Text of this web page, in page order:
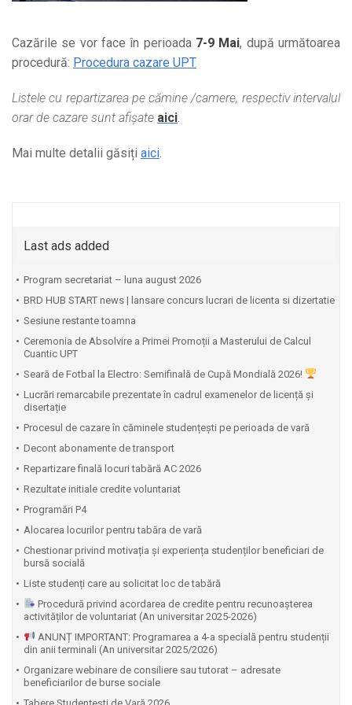
Cazările se vor face în perioada 7-9 Mai, după următoarea
procedură: Procedura cazare UPT
Listele cu repartizarea pe cămine /camere, respectiv intervalul
orar de cazare sunt afișate aici
Mai multe detalii găsiți aici
Last ads added
Program secretariat – luna august 2026
BRD HUB START news | lansare concurs lucrari de licenta si dizertatie
Sesiune restante toamna
Ceremonia de Absolvire a Primei Promoții a Masterului de Calcul
Cuantic UPT
⁠Seară de Fotbal la Electro: Semifinală de Cupă Mondială 2026!
Lucrări remarcabile prezentate în cadrul examenelor de licență și
disertație
Procesul de cazare în căminele studențești pe perioada de vară
Decont abonamente de transport
Repartizare finală locuri tabără AC 2026
Rezultate initiale credite voluntariat
Programări P4
Alocarea locurilor pentru tabăra de vară
Chestionar privind motivația și experiența studenților beneficiari de
bursă socială
Liste studenți care au solicitat loc de tabără
Procedură privind acordarea de credite pentru recunoașterea
activităților de voluntariat (An universitar 2025-2026)
ANUNȚ IMPORTANT: Programarea a 4-a specială pentru studenții
din anii terminali (An universitar 2025/2026)
Organizare webinare de consiliere sau tutorat – adresate
beneficiarilor de burse sociale